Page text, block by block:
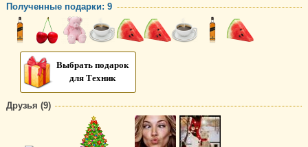
Полученные подарки: 9
Выбрать подарок
для Техник
Друзья (9)